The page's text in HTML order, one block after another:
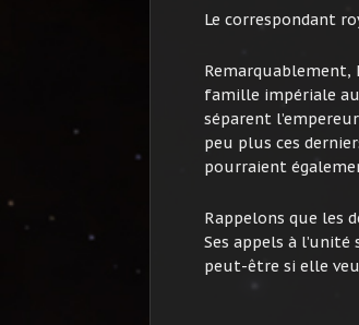
Le correspondant
Remarquablement,
famille impériale
séparent
peu plus ces
pourraient
Rappelons que les
Ses appels à
peut-être si elle